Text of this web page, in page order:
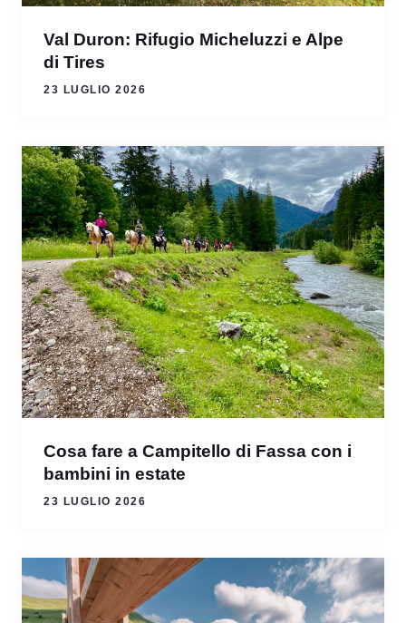
Val Duron: Rifugio Micheluzzi e Alpe
di Tires
23 LUGLIO 2026
Cosa fare a Campitello di Fassa con i
bambini in estate
23 LUGLIO 2026